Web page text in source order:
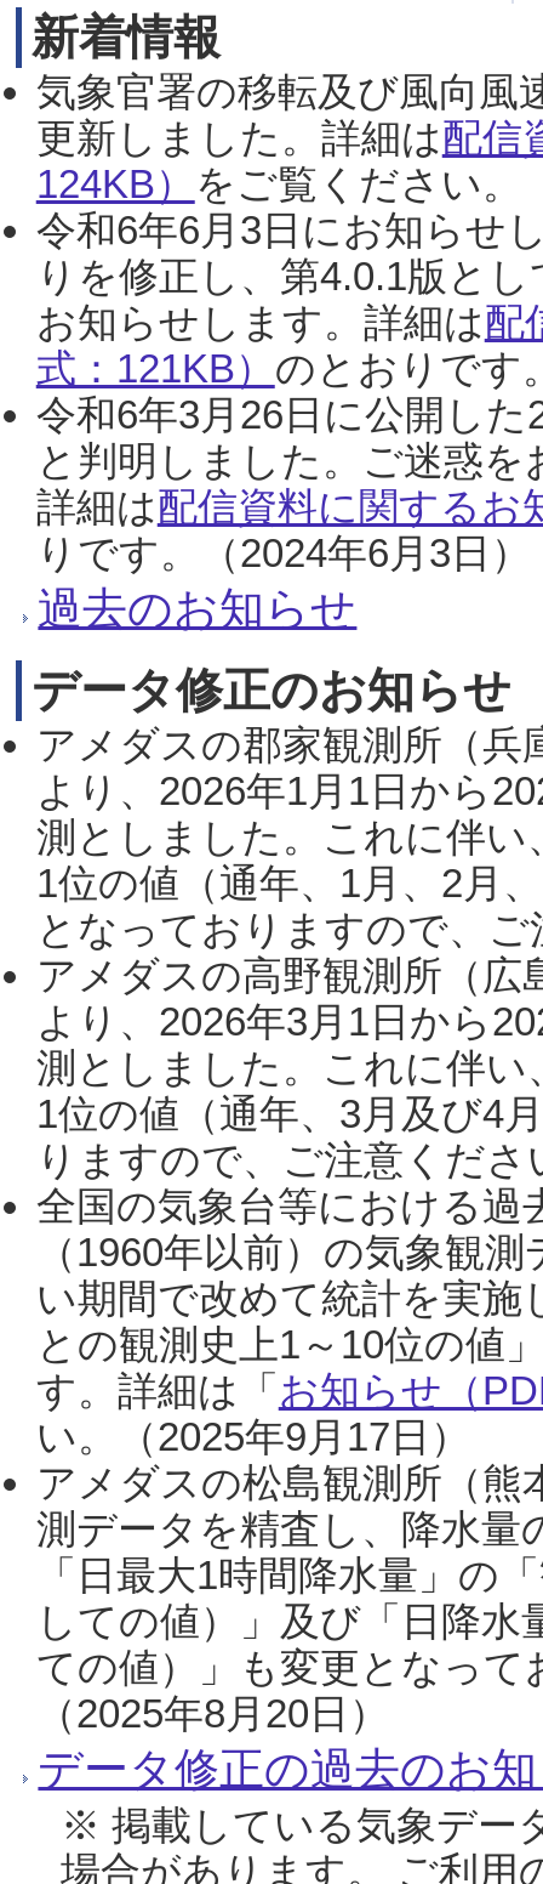
新着情報
気象官署の移転及び風向風
更新しました。詳細は配信
124KB） をご覧ください。
令和6年6月3日にお知らせ
りを修正し、第4.0.1版と
お知らせします。詳細は配
式：121KB） のとおりです
令和6年3月26日に公開し
と判明しました。ご迷惑
詳細は配信資料に関するお
りです。（2024年6月3日）
過去のお知らせ
データ修正のお知らせ
アメダスの郡家観測所（
より、2026年1月1日から
測としました。これに伴い
1位の値（通年、1月、2月
となっておりますので、
アメダスの高野観測所（
より、2026年3月1日から
測としました。これに伴い
1位の値（通年、3月及び4
りますので、ご注意くだ
全国の気象台等における過
（1960年以前）の気象観
い期間で改めて統計を実
との観測史上1～10位の値
す。詳細は「 お知らせ（
い。（2025年9月17日）
アメダスの松島観測所（熊
測データを精査し、降水
「日最大1時間降水量」の
しての値）」及び「日降
ての値）」も変更となっ
（2025年8月20日）
データ修正の過去のお
※ 掲載している気象デー
場合があります。 ご利用